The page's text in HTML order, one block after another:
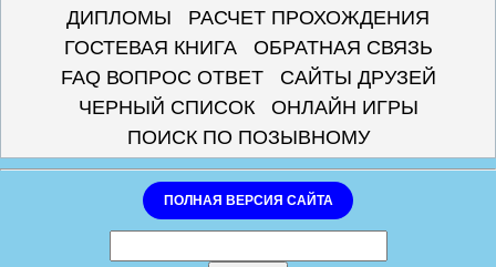
ДИПЛОМЫ
РАСЧЕТ ПРОХОЖДЕНИЯ
ГОСТЕВАЯ КНИГА
ОБРАТНАЯ СВЯЗЬ
FAQ ВОПРОС ОТВЕТ
САЙТЫ ДРУЗЕЙ
ЧЕРНЫЙ СПИСОК
ОНЛАЙН ИГРЫ
ПОИСК ПО ПОЗЫВНОМУ
ПОЛНАЯ ВЕРСИЯ САЙТА